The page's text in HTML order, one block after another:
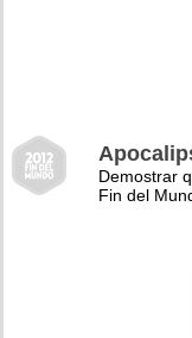
Demostrar
Fin del